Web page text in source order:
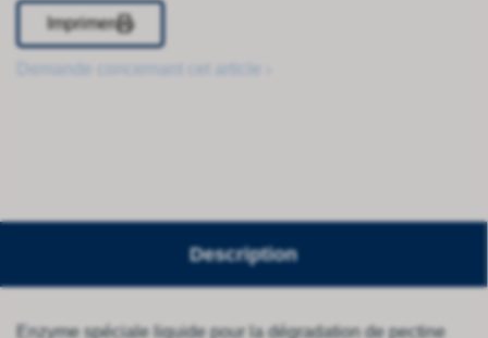
Imprimer
Demande concernant cet article ›
Description
Enzyme spéciale liquide pour la dégradation de pectine